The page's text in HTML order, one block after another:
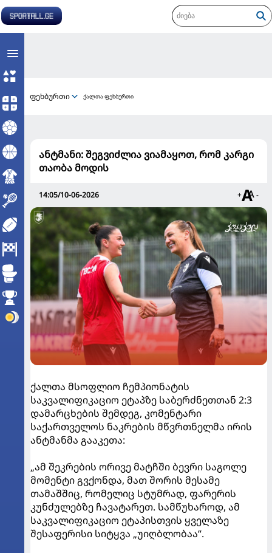
ფეხბურთი ქალთა ფეხბურთი
ანტმანი: შეგვიძლია ვიამაყოთ, რომ კარგი
თაობა მოდის
14:05/10-06-2026 + -
ქალთა მსოფლიო ჩემპიონატის
საკვალიფიკაციო ეტაპზე საბერძნეთთან 2:3
დამარცხების შემდეგ, კომენტარი
საქართველოს ნაკრების მწვრთნელმა ირის
ანტმანმა გააკეთა:
„ამ შეკრების ორივე მატჩში ბევრი საგოლე
მომენტი გვქონდა, მათ შორის მესამე
თამაშშიც, რომელიც სტუმრად, ფარერის
კუნძულებზე ჩავატარეთ. სამწუხაროდ, ამ
საკვალიფიკაციო ეტაპისთვის ყველაზე
შესაფერისი სიტყვა „უიღბლობაა“.